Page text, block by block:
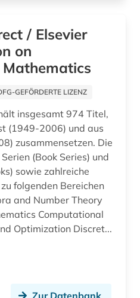
(13)
germanistische mediävistik (1)
geschichte &lt;1475-1700&gt; (1)
geschichte &lt;1801-1819&gt; (1)
geschichte 1450-1700 (1)
geschichte 1700-1900 (2)
geschichte 1789-1960 (1)
/ Elsevier
on
Mathematics
GEFÖRDERTE LIZENZ
insgesamt 974 Titel,
(1949-2006) und aus
zusammensetzen. Die
(Book Series) und
sowie zahlreiche
folgenden Bereichen
Computational
Optimization Discret...